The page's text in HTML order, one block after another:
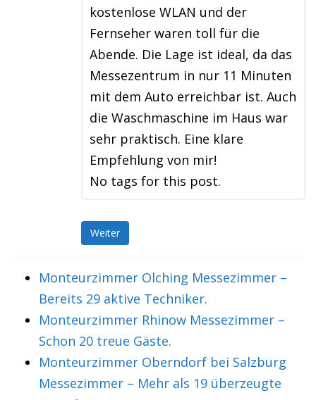
kostenlose WLAN und der
Fernseher waren toll für die
Abende. Die Lage ist ideal, da das
Messezentrum in nur 11 Minuten
mit dem Auto erreichbar ist. Auch
die Waschmaschine im Haus war
sehr praktisch. Eine klare
Empfehlung von mir!
No tags for this post.
Weiter
Monteurzimmer Olching Messezimmer –
Bereits 29 aktive Techniker.
Monteurzimmer Rhinow Messezimmer –
Schon 20 treue Gäste.
Monteurzimmer Oberndorf bei Salzburg
Messezimmer – Mehr als 19 überzeugte